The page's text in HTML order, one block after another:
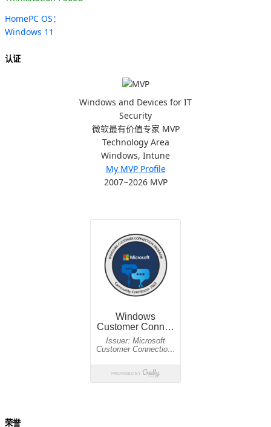
HomePC OS：
Windows 11
认证
Windows and Devices for IT
Security
微软最有价值专家 MVP
Technology Area
Windows, Intune
My MVP Profile
2007~2026 MVP
荣誉